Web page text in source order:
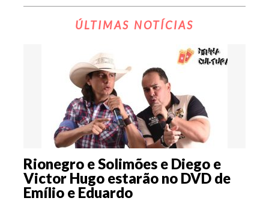
ÚLTIMAS NOTÍCIAS
Rionegro e Solimões e Diego e
Victor Hugo estarão no DVD de
Emílio e Eduardo